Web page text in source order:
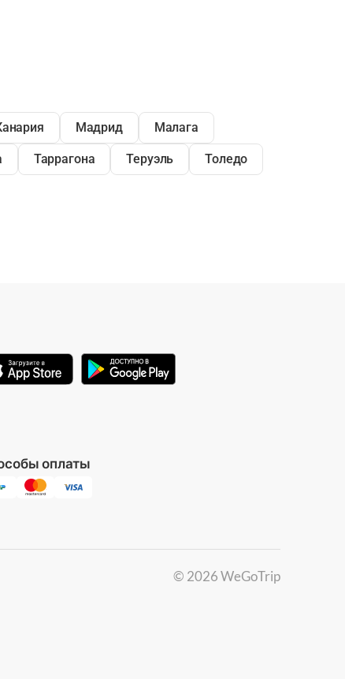
Мадрид Малага
Таррагона Теруэль Толедо
оплаты
© 2026WeGoTrip